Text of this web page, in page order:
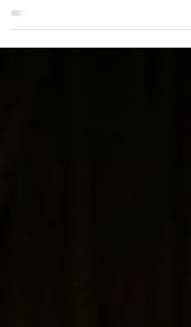
instytucjach kultury